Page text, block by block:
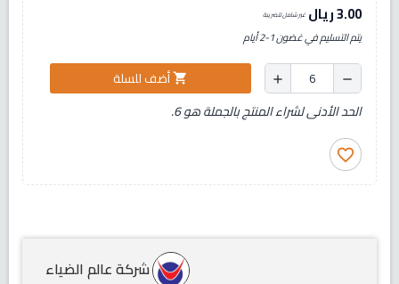
3.00 ريال غير شامل للضريبة
يتم التسليم في غضون 1-2 أيام
remove
add
shopping_cartأضف للسلة
الحد الأدنى لشراء المنتج بالجملة هو 6.
favorite_border
شركة عالم الضياء